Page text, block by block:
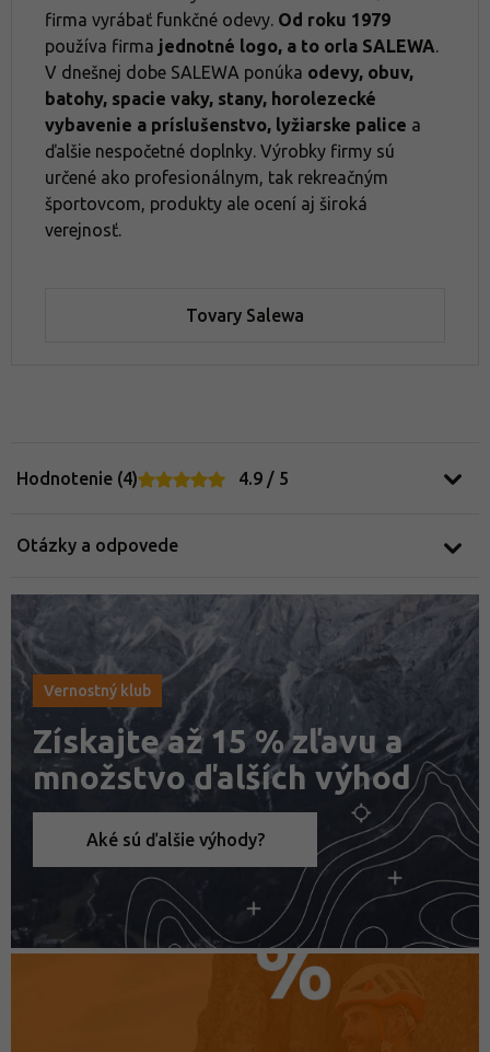
firma vyrábať funkčné odevy. Od roku 1979
používa firma jednotné logo, a to orla SALEWA.
V dnešnej dobe SALEWA ponúka odevy, obuv,
batohy, spacie vaky, stany, horolezecké
vybavenie a príslušenstvo, lyžiarske palice a
ďalšie nespočetné doplnky. Výrobky firmy sú
určené ako profesionálnym, tak rekreačným
športovcom, produkty ale ocení aj široká
verejnosť.
Tovary Salewa
Hodnotenie (4) 4.9 / 5
Otázky a odpovede
Vernostný klub
Získajte až 15 % zľavu a
množstvo ďalších výhod
Aké sú ďalšie výhody?